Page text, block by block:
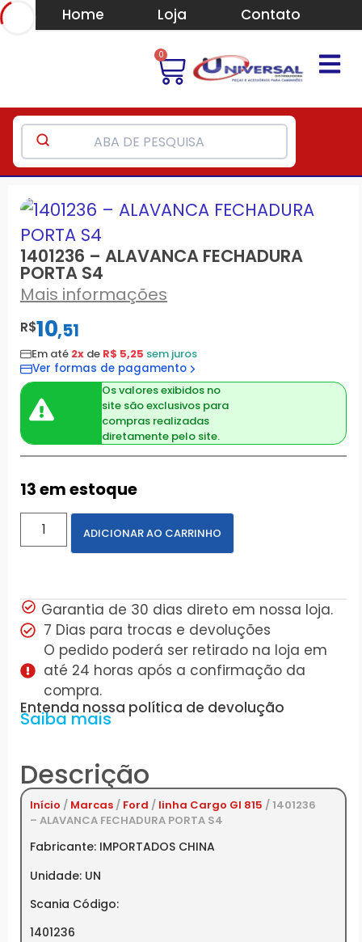
Home Loja Contato
0
1401236 – ALAVANCA FECHADURA
PORTA S4
Mais informações
R$10,51
Em até 2x de R$ 5,25 sem juros
Ver formas de pagamento
Os valores exibidos no
site são exclusivos para
compras realizadas
diretamente pelo site.
13 em estoque
ADICIONAR AO CARRINHO
Garantia de 30 dias direto em nossa loja.
7 Dias para trocas e devoluções
O pedido poderá ser retirado na loja em
até 24 horas após a confirmação da
compra.
Entenda nossa política de devolução
Saiba mais
Descrição
Início / Marcas / Ford / linha Cargo GI 815 / 1401236
– ALAVANCA FECHADURA PORTA S4
Fabricante: IMPORTADOS CHINA
Unidade: UN
Scania Código:
1401236